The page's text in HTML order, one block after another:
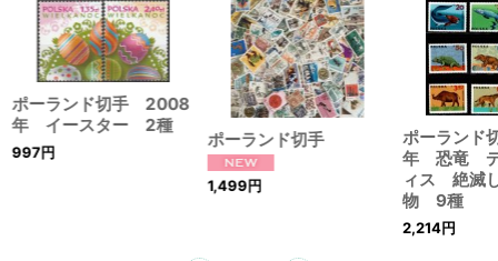
ポーランド切手 2008
年 イースター 2種
997円
ポーランド切手
1,499円
ポーラン
年 恐竜 デ
ィス 絶滅
物 9種
2,214円